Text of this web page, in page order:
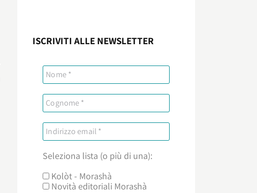
ISCRIVITI ALLE NEWSLETTER
Seleziona lista (o più di una):
Kolòt - Morashà
Novità editoriali Morashà